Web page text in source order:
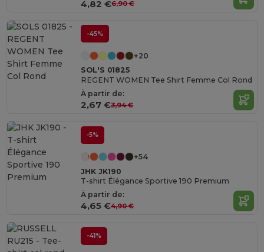
4,82 €6,90 €
-45%
+20
SOL'S 01825
REGENT WOMEN Tee Shirt Femme Col Rond
À partir de:
2,67 €3,94 €
-5%
+54
JHK JK190
T-shirt Élégance Sportive 190 Premium
À partir de:
4,65 €4,90 €
-41%